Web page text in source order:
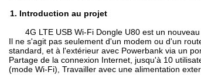
1. Introduction au projet
4G LTE USB Wi-Fi Dongle U80 est un
Il ne s'agit pas seulement d'un modem ou d'un
standard, et à l'extérieur avec Powerbank via un
Partage de la connexion Internet, jusqu'à 10
(mode Wi-Fi), Travailler avec une alimentation